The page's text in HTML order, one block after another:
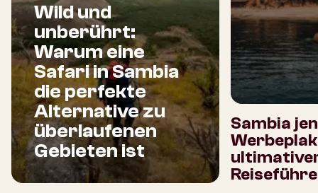
Wild und
unberührt:
Warum eine
Safari in Sambia
die perfekte
Alternative zu
überlaufenen
Gebieten ist
Sambia